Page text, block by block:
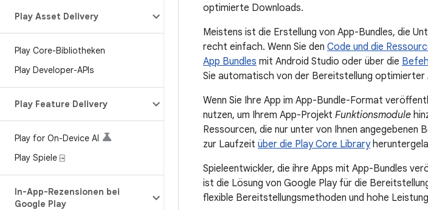
Play Asset Delivery
Play Core-Bibliotheken
Play Developer-APIs
Play Feature Delivery
Play for On-Device AI
Play Spiele ⍈
In-App-Rezensionen bei
Google Play
optimierte Downloads.
Meistens ist die Erstellung von App-Bundles, die
recht einfach. Wenn Sie den Code und die
App Bundles mit Android Studio oder über die
Sie automatisch von der Bereitstellung optimierter
Wenn Sie Ihre App im App-Bundle-Format
nutzen, um Ihrem App-Projekt Funktionsmodule
Ressourcen, die nur unter von Ihnen angegebenen
zur Laufzeit über die Play Core Library
Spieleentwickler, die ihre Apps mit App-Bundles
ist die Lösung von Google Play für die
flexible Bereitstellungsmethoden und hohe